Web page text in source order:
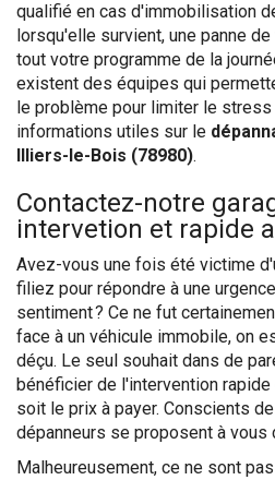
qualifié en cas d'immobilisation
lorsqu'elle survient, une panne
tout votre programme de la
existent des équipes qui
le problème pour limiter le
informations utiles sur le
Illiers-le-Bois (78980).
Contactez-notre
intervetion et rapide
Avez-vous une fois été victime
filiez pour répondre à une
sentiment ? Ce ne fut
face à un véhicule immobile, on
déçu. Le seul souhait dans de
bénéficier de l'intervention rapide
soit le prix à payer. Conscients
dépanneurs se proposent à vous
Malheureusement, ce ne sont